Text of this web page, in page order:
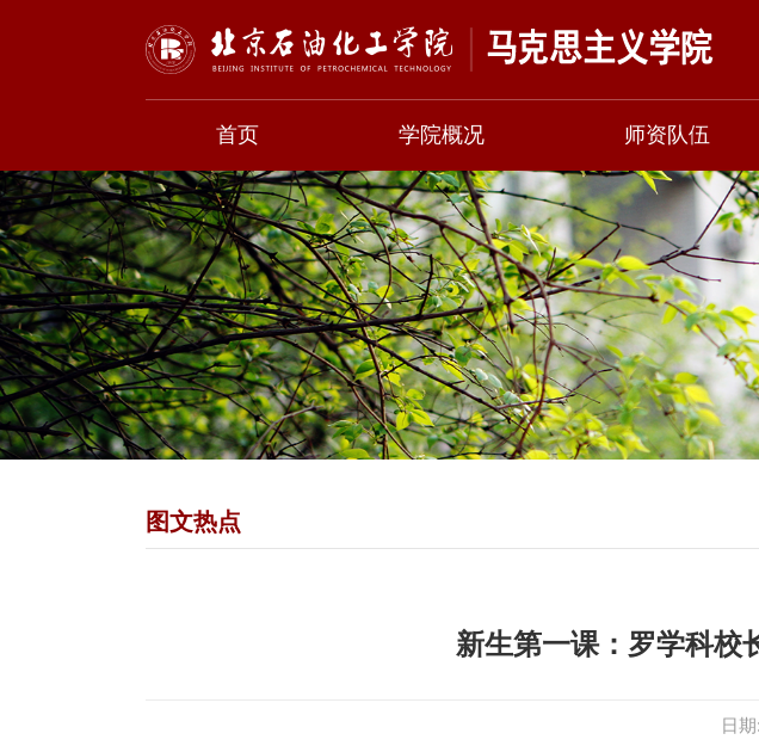
首页 学院概况 师资队伍
图文热点
新生第一课：罗学科校
日